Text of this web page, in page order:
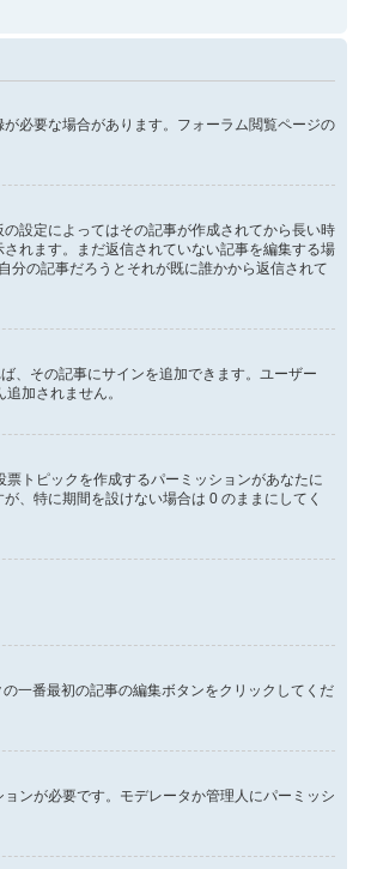
必要な場合があります。フォーラム閲覧ページの
設定によってはその記事が作成されてから長い時
れます。まだ返信されていない記事を編集する場
分の記事だろうとそれが既に誰かから返信されて
、その記事にサインを追加できます。ユーザー
加されません。
トピックを作成するパーミッションがあなたに
、特に期間を設けない場合は 0 のままにしてく
一番最初の記事の編集ボタンをクリックしてくだ
ンが必要です。モデレータか管理人にパーミッシ